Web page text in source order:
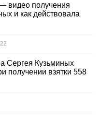
видео получения
и как действовала
Сергея Кузьминых
получении взятки 558